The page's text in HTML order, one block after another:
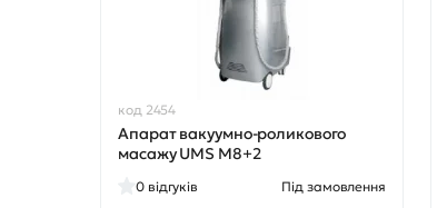
код 2454
Апарат вакуумно-роликового
масажу UMS M8+2
0 відгуків Під замовлення